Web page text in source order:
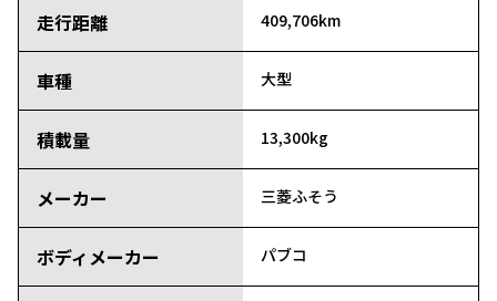
走行距離 409,706km
車種 大型
積載量 13,300kg
メーカー 三菱ふそう
ボディメーカー パブコ